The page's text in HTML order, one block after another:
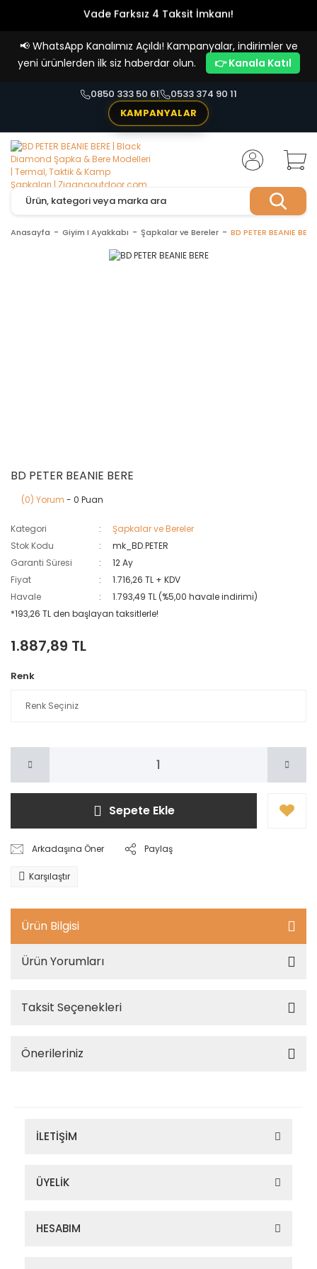
Vade Farksız 4 Taksit İmkanı!
📢 WhatsApp Kanalımız Açıldı! Kampanyalar, indirimler ve
yeni ürünlerden ilk siz haberdar olun.
👉 Kanala Katıl
0850 333 50 61
0533 374 90 11
KAMPANYALAR
Anasayfa Giyim I Ayakkabı Şapkalar ve Bereler BD PETER BEANIE BERE
BD PETER BEANIE BERE
(0) Yorum - 0 Puan
Kategori
Şapkalar ve Bereler
Stok Kodu
mk_BD.PETER
Garanti Süresi
12 Ay
Fiyat
1.716,26 TL + KDV
Havale
1.793,49 TL (%5,00 havale indirimi)
*193,26 TL den başlayan taksitlerle!
1.887,89 TL
Renk
Sepete Ekle
Arkadaşına Öner Paylaş
Karşılaştır
Ürün Bilgisi
Ürün Yorumları
Taksit Seçenekleri
Önerileriniz
İLETİŞİM
ÜYELİK
HESABIM